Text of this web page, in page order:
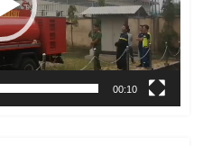
00:10